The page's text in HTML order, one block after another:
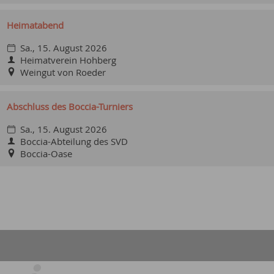
Heimatabend
Sa., 15. August 2026
Heimatverein Hohberg
Weingut von Roeder
Abschluss des Boccia-Turniers
Sa., 15. August 2026
Boccia-Abteilung des SVD
Boccia-Oase